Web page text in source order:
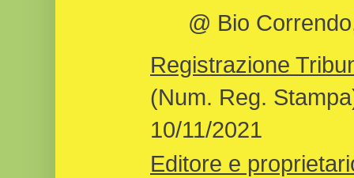
@ Bio
Registrazione
(Num. Reg.
10/11/2021
Editore e